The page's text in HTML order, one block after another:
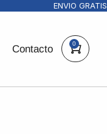
ENVIO GRATIS EN
Contacto 0